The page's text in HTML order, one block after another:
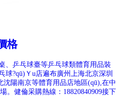
格
、乒乓球臺等乒乓球類體育用品裝
球?qū)Ｙu店遍布廣州上海北京深圳
陽南京等體育用品店地區(qū),在中
。健倫采購熱線：18820840909接下